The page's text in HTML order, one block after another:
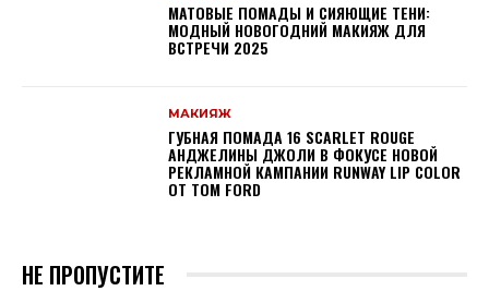
МАТОВЫЕ ПОМАДЫ И СИЯЮЩИЕ ТЕНИ:
МОДНЫЙ НОВОГОДНИЙ МАКИЯЖ ДЛЯ
ВСТРЕЧИ 2025
МАКИЯЖ
ГУБНАЯ ПОМАДА 16 SCARLET ROUGE
АНДЖЕЛИНЫ ДЖОЛИ В ФОКУСЕ НОВОЙ
РЕКЛАМНОЙ КАМПАНИИ RUNWAY LIP COLOR
ОТ TOM FORD
НЕ ПРОПУСТИТЕ